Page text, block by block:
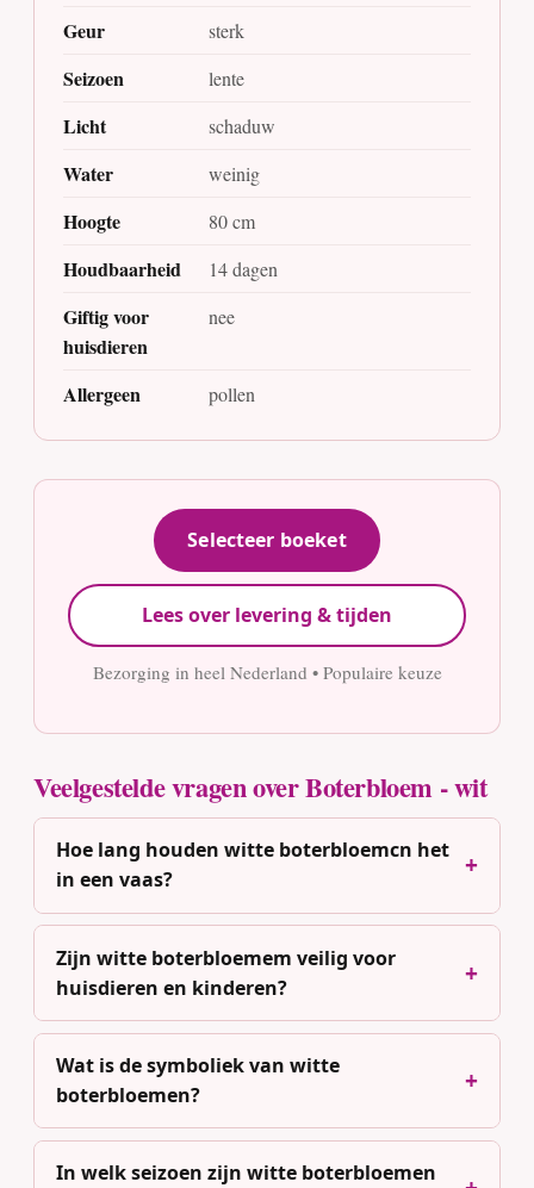
Geur sterk
Seizoen lente
Licht schaduw
Water weinig
Hoogte 80 cm
Houdbaarheid 14 dagen
Giftig voor
huisdieren
nee
Allergeen pollen
Selecteer boeket
Lees over levering & tijden
Bezorging in heel Nederland • Populaire keuze
Veelgestelde vragen over Boterbloem - wit
Hoe lang houden witte boterbloemcn het
in een vaas?
Zijn witte boterbloemem veilig voor
huisdieren en kinderen?
Wat is de symboliek van witte
boterbloemen?
In welk seizoen zijn witte boterbloemen